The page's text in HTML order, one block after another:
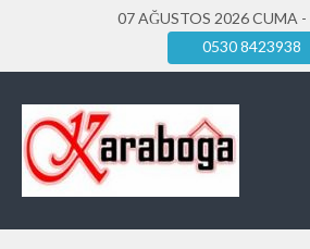
07 AĞUSTOS 2026 CUMA -
0530 8423938